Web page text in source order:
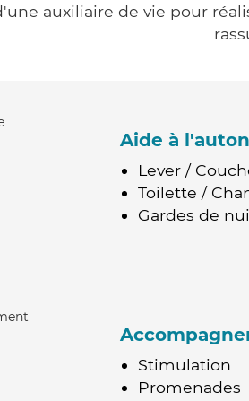
auxiliaire de vie pour
Aide à
Lever /
Toilette /
Gardes de
Stimulation
Promenades